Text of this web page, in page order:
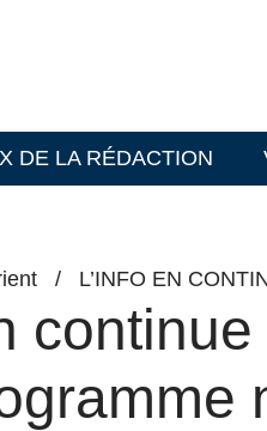
DE LA RÉDACTION
/ L’INFO EN